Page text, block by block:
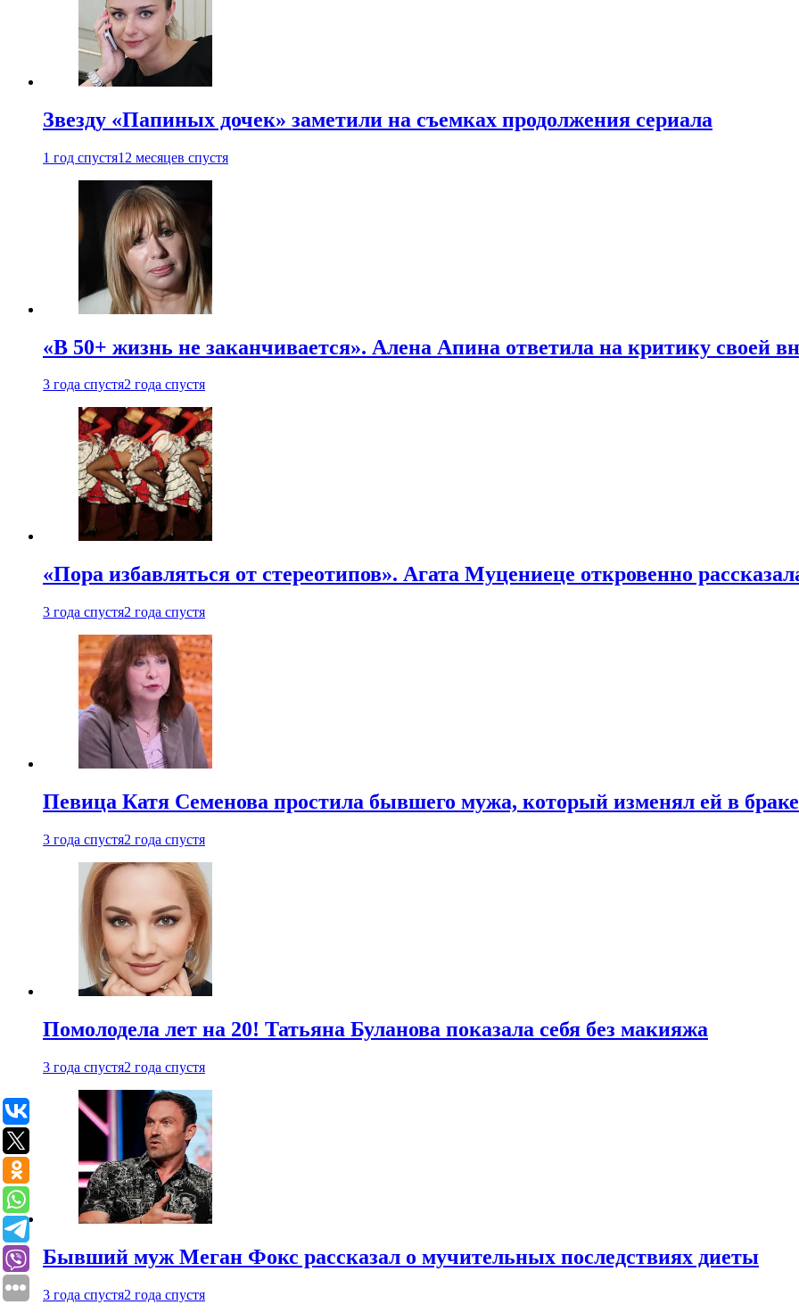
Звезду «Папиных дочек» заметили на съемках продолжения сериала
1 год спустя12 месяцев спустя
«В 50+ жизнь не заканчивается». Алена Апина ответила на критику своей
3 года спустя2 года спустя
«Пора избавляться от стереотипов». Агата Муцениеце откровенно
3 года спустя2 года спустя
Певица Катя Семенова простила бывшего мужа, который изменял ей в браке
3 года спустя2 года спустя
Помолодела лет на 20! Татьяна Буланова показала себя без макияжа
3 года спустя2 года спустя
Бывший муж Меган Фокс рассказал о мучительных последствиях диеты
3 года спустя2 года спустя